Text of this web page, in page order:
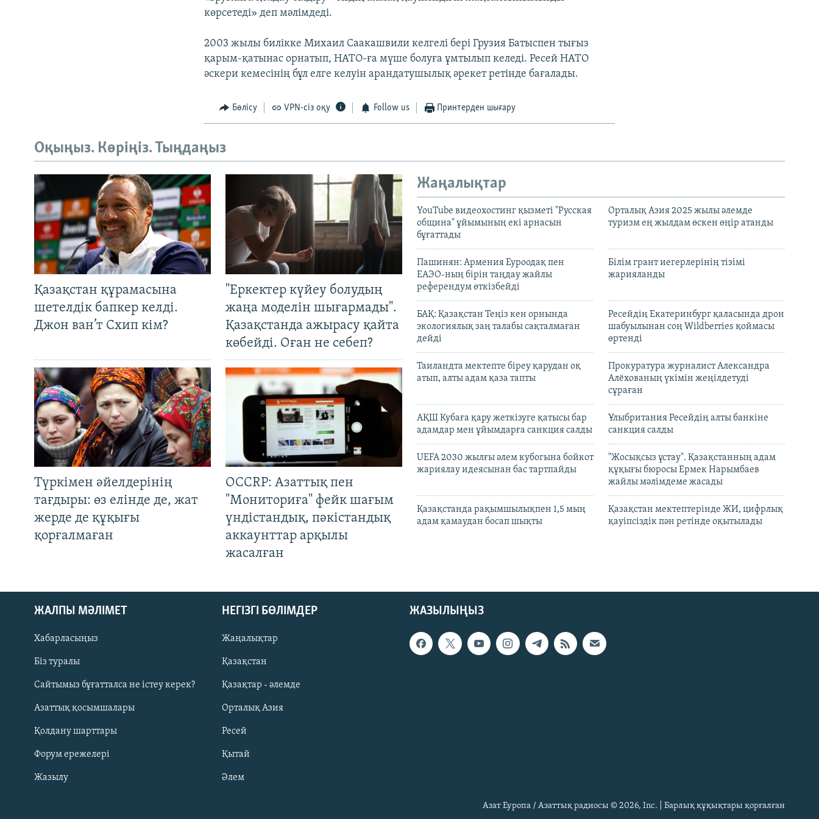
Русский
ЖАЗЫЛЫҢЫЗ
көрсетеді» деп мәлімдеді.
2003 жылы билікке Михаил Саакашвили келгелі бері Грузия Батыспен тығыз
қарым-қатынас орнатып, НАТО-ға мүше болуға ұмтылып келеді. Ресей НАТО
әскери кемесінің бұл елге келуін арандатушылық әрекет ретінде бағалады.
Бөлісу VPN-сіз оқу Follow us Принтерден шығару
Оқыңыз. Көріңіз. Тыңдаңыз
Қазақстан құрамасына
шетелдік бапкер келді.
Джон ван’т Схип кім?
"Еркектер күйеу болудың
жаңа моделін шығармады".
Қазақстанда ажырасу қайта
көбейді. Оған не себеп?
Түркімен әйелдерінің
тағдыры: өз елінде де, жат
жерде де құқығы
қорғалмаған
OCCRP: Азаттық пен
"Мониториға" фейк шағым
үндістандық, пәкістандық
аккаунттар арқылы
жасалған
Жаңалықтар
YouTube видеохостинг қызметі "Русская
община" ұйымының екі арнасын
бұғаттады
Орталық Азия 2025 жылы әлемде
туризм ең жылдам өскен өңір атанды
Пашинян: Армения Еуроодақ пен
ЕАЭО-ның бірін таңдау жайлы
референдум өткізбейді
Білім грант иегерлерінің тізімі
жарияланды
БАҚ: Қазақстан Теңіз кен орнында
экологиялық заң талабы сақталмаған
дейді
Ресейдің Екатеринбург қаласында дрон
шабуылынан соң Wildberries қоймасы
өртенді
Таиландта мектепте біреу қарудан оқ
атып, алты адам қаза тапты
Прокуратура журналист Александра
Алёхованың үкімін жеңілдетуді
сұраған
АҚШ Кубаға қару жеткізуге қатысы бар
адамдар мен ұйымдарға санкция салды
Ұлыбритания Ресейдің алты банкіне
санкция салды
UEFA 2030 жылғы әлем кубогына бойкот
жариялау идеясынан бас тартпайды
"Жосықсыз ұстау". Қазақстанның адам
құқығы бюросы Ермек Нарымбаев
жайлы мәлімдеме жасады
Қазақстанда рақымшылықпен 1,5 мың
адам қамаудан босап шықты
Қазақстан мектептерінде ЖИ, цифрлық
қауіпсіздік пән ретінде оқытылады
ЖАЗЫЛЫҢЫЗ
ЖАЛПЫ МӘЛІМЕТ
Хабарласыңыз
Біз туралы
Сайтымыз бұғатталса не істеу керек?
Азаттық қосымшалары
Қолдану шарттары
Форум ережелері
Жазылу
НЕГІЗГІ БӨЛІМДЕР
Жаңалықтар
Қазақстан
Қазақтар - әлемде
Орталық Азия
Ресей
Қытай
Әлем
Азат Еуропа / Азаттық радиосы © 2026, Inc. | Барлық құқықтары қорғалған